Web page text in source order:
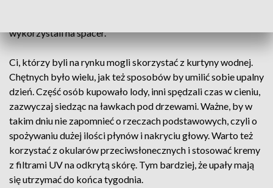
wykorzystali na spacer.
Ci, którzy byli na rynku mogli skorzystać z kurtyny wodnej.
Chętnych było wielu, jak też sposobów by umilić sobie upalny
dzień. Część osób kupowało lody, inni spędzali czas w cieniu,
zazwyczaj siedząc na ławkach pod drzewami. Ważne, by w
takim dniu nie zapomnieć o rzeczach podstawowych, czyli o
spożywaniu dużej ilości płynów i nakryciu głowy. Warto też
korzystać z okularów przeciwsłonecznych i stosować kremy
z filtrami UV na odkrytą skórę. Tym bardziej, że upały mają
się utrzymać do końca tygodnia.